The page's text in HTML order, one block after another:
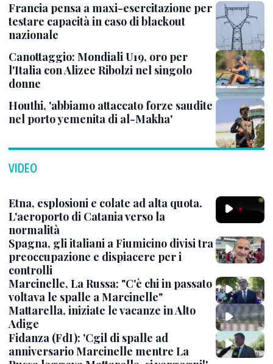
Francia pensa a maxi-esercitazione per
testare capacità in caso di blackout
nazionale
Canottaggio: Mondiali U19, oro per
l'Italia con Alizee Ribolzi nel singolo
donne
Houthi, 'abbiamo attaccato forze saudite
nel porto yemenita di al-Makha'
VIDEO
Etna, esplosioni e colate ad alta quota.
L'aeroporto di Catania verso la
normalità
Spagna, gli italiani a Fiumicino divisi tra
preoccupazione e dispiacere per i
controlli
Marcinelle, La Russa: "C'è chi in passato
voltava le spalle a Marcinelle"
Mattarella, iniziate le vacanze in Alto
Adige
Fidanza (FdI): 'Cgil di spalle ad
anniversario Marcinelle mentre La